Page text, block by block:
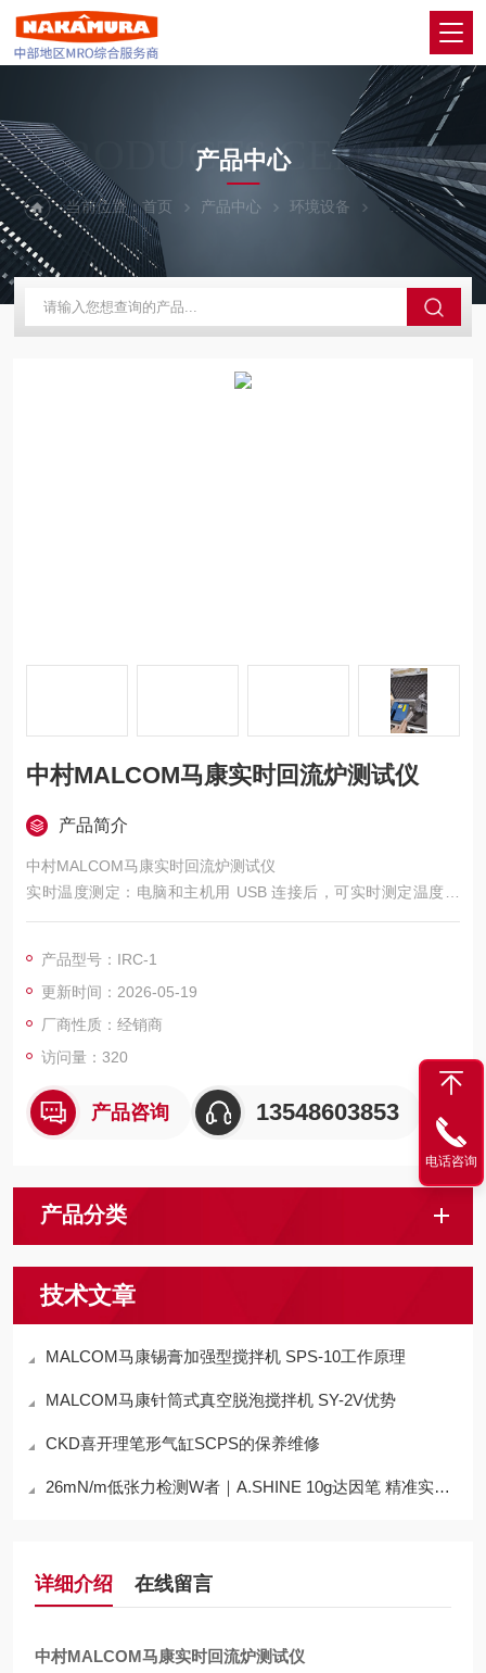
PRODUCTS CENTER
产品中心
当前位置：首页 产品中心 环境设备 MALCOM马康
中村MALCOM马康实时回流炉测试仪
产品简介
中村MALCOM马康实时回流炉测试仪
实时温度测定：电脑和主机用 USB 连接后，可实时测定温度曲
线，能顺畅地进行回流炉的温度设定。
产品型号：IRC-1
更新时间：2026-05-19
厂商性质：经销商
访问量：320
产品咨询 13548603853
产品分类
技术文章
MALCOM马康锡膏加强型搅拌机 SPS-10工作原理
MALCOM马康针筒式真空脱泡搅拌机 SY-2V优势
CKD喜开理笔形气缸SCPS的保养维修
26mN/m低张力检测W者｜A.SHINE 10g达因笔 精准实操全指南
详细介绍 在线留言
中村MALCOM马康实时回流炉测试仪
电话咨询